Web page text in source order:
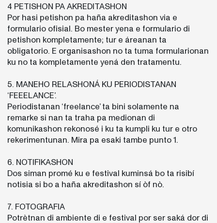
4 PETISHON PA AKREDITASHON
Por hasi petishon pa haña akreditashon via e
formulario ofisial. Bo mester yena e formulario di
petishon kompletamente; tur e áreanan ta
obligatorio. E organisashon no ta tuma formularionan
ku no ta kompletamente yená den tratamentu.
5. MANEHO RELASHONÁ KU PERIODISTANAN
‘FEEELANCE’.
Periodistanan ‘freelance’ ta bini solamente na
remarke si nan ta traha pa medionan di
komunikashon rekonosé i ku ta kumpli ku tur e otro
rekerimentunan. Mira pa esaki tambe punto 1.
6. NOTIFIKASHON
Dos siman promé ku e festival kuminsá bo ta risibí
notisia si bo a haña akreditashon sí òf nò.
7. FOTOGRAFIA
Potrètnan di ambiente di e festival por ser saká dor di